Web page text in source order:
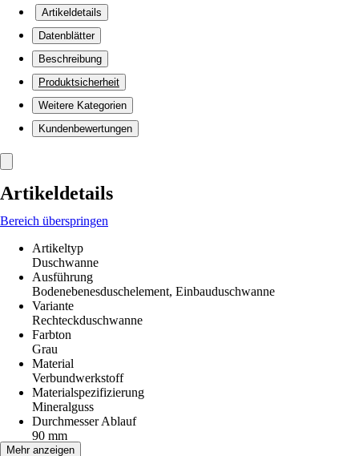
Artikeldetails
Datenblätter
Beschreibung
Produktsicherheit
Weitere Kategorien
Kundenbewertungen
Artikeldetails
Bereich überspringen
Artikeltyp
Duschwanne
Ausführung
Bodenebenesduschelement, Einbauduschwanne
Variante
Rechteckduschwanne
Farbton
Grau
Material
Verbundwerkstoff
Materialspezifizierung
Mineralguss
Durchmesser Ablauf
90 mm
Gewicht
Mehr anzeigen